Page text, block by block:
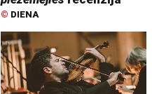
© DIENA